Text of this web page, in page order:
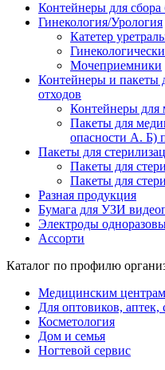
Контейнеры для сбора
Гинекология/Урология
Катетер
Мочеприемники
Контейнеры и пакеты
отходов
Контейнеры для
Пакеты для
опасности А. Б)
Пакеты для
Пакеты для
Пакеты для
Разная продукция
Бумага для УЗИ
Электроды
Ассорти
Каталог по профилю
Медицинским центрам
Для оптовиков, аптек,
Косметология
Дом и семья
Ногтевой сервис